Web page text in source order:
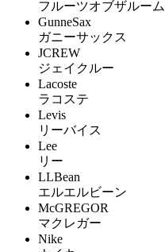
フルーツオブザルーム
GunneSax
ガニーサックス
JCREW
ジェイクルー
Lacoste
ラコステ
Levis
リーバイス
Lee
リー
LLBean
エルエルビーン
McGREGOR
マクレガー
Nike